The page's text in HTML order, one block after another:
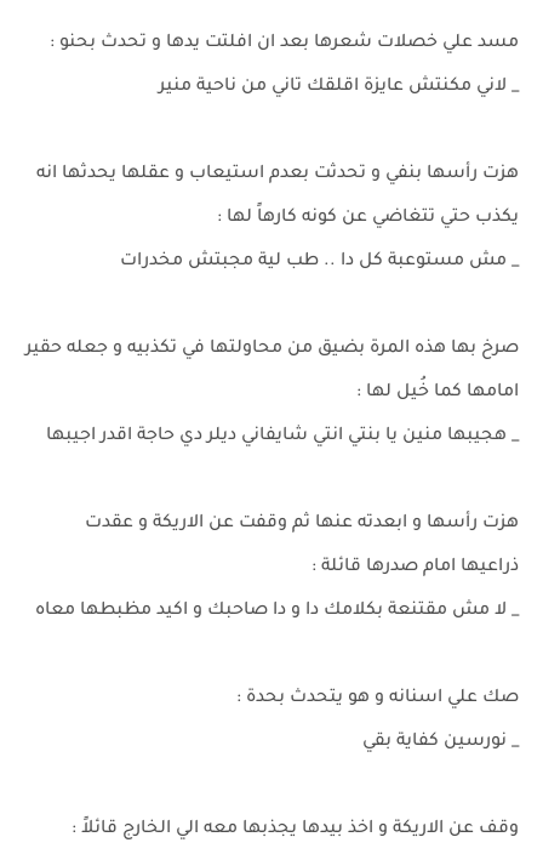
مسد علي خصلات شعرها بعد ان افلتت يدها و تحدث بحنو :
_ لاني مكنتش عايزة اقلقك تاني من ناحية منير
هزت رأسها بنفي و تحدثت بعدم استيعاب و عقلها يحدثها انه
يكذب حتي تتغاضي عن كونه كارهاً لها :
_ مش مستوعبة كل دا .. طب لية مجبتش مخدرات
صرخ بها هذه المرة بضيق من محاولتها في تكذبيه و جعله حقير
امامها كما خُيل لها :
_ هجيبها منين يا بنتي انتي شايفاني ديلر دي حاجة اقدر اجيبها
هزت رأسها و ابعدته عنها ثم وقفت عن الاريكة و عقدت
ذراعيها امام صدرها قائلة :
_ لا مش مقتنعة بكلامك دا و دا صاحبك و اكيد مظبطها معاه
صك علي اسنانه و هو يتحدث بحدة :
_ نورسين كفاية بقي
وقف عن الاريكة و اخذ بيدها يجذبها معه الي الخارج قائلاً :